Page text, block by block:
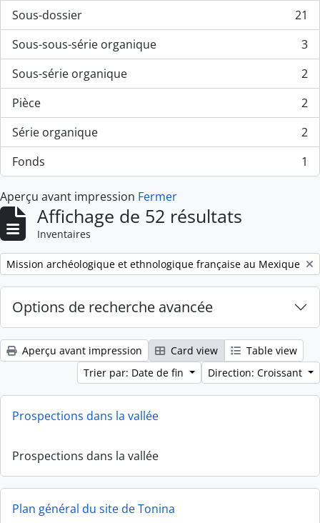
Sous-dossier
, 21 résultats
21
Sous-sous-série organique
, 3 résultats
3
Sous-série organique
, 2 résultats
2
Pièce
, 2 résultats
2
Série organique
, 2 résultats
2
Fonds
, 1 résultats 1
Aperçu avant impression Fermer
Affichage de 52 résultats
Inventaires
Remove filter:
Mission archéologique et ethnologique française au Mexique
Options de recherche avancée
Aperçu avant impression Card view
Table view
Trier par: Date de fin
Direction: Croissant
Prospections dans la vallée
Prospections dans la vallée
Plan général du site de Tonina